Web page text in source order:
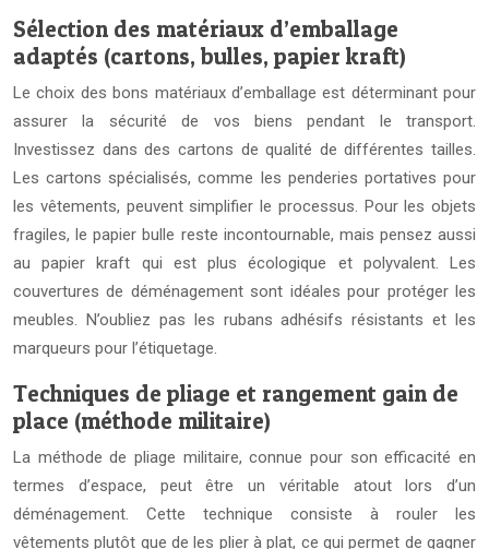
Sélection des matériaux d’emballage
adaptés (cartons, bulles, papier kraft)
Le choix des bons matériaux d’emballage est déterminant pour
assurer la sécurité de vos biens pendant le transport.
Investissez dans des cartons de qualité de différentes tailles.
Les cartons spécialisés, comme les penderies portatives pour
les vêtements, peuvent simplifier le processus. Pour les objets
fragiles, le papier bulle reste incontournable, mais pensez aussi
au papier kraft qui est plus écologique et polyvalent. Les
couvertures de déménagement sont idéales pour protéger les
meubles. N’oubliez pas les rubans adhésifs résistants et les
marqueurs pour l’étiquetage.
Techniques de pliage et rangement gain de
place (méthode militaire)
La méthode de pliage militaire, connue pour son efficacité en
termes d’espace, peut être un véritable atout lors d’un
déménagement. Cette technique consiste à rouler les
vêtements plutôt que de les plier à plat, ce qui permet de gagner